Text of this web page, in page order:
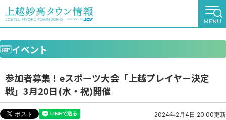
イベント
参加者募集！eスポーツ大会「上越プレイヤー決定
戦」3月20日(水・祝)開催
2024年2月4日 20:00更新